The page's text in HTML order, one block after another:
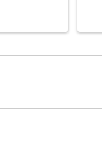
view-offers-
cmp-view-offers-
cmp-view-
CPH–MLE: cmp-view-
CPH–MLE: cmp-
CPH–MLE: